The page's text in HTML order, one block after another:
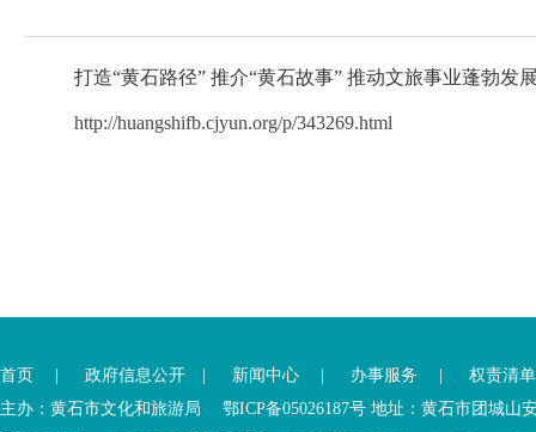
打造“黄石路径” 推介“黄石故事” 推动文旅事业蓬勃发
http://huangshifb.cjyun.org/p/343269.html
首页 政府信息公开 新闻中心 办事服务
权责清单
主办：黄石市文化和旅游局 鄂ICP备05026187号 地址：黄石市团城山